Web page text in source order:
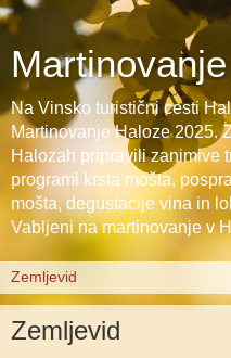
Na Vinsko turistični cesti
Martinovanje Haloze 2025.
Halozah pripravili zanimive
programi krsta mošta,
mošta, degustacije vina in
Vabljeni na martinovanje v
Zemljevid